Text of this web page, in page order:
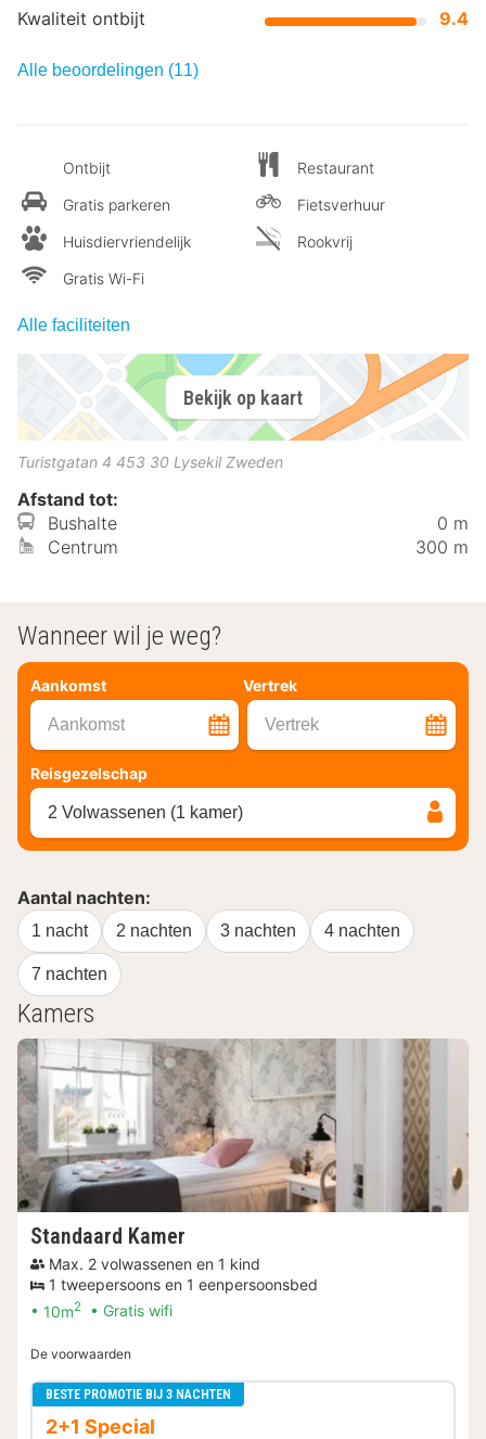
Kwaliteit ontbijt
9.4
Alle beoordelingen (11)
Ontbijt
Gratis parkeren
Huisdiervriendelijk
Gratis Wi-Fi
Restaurant
Fietsverhuur
Rookvrij
Alle faciliteiten
Bekijk op kaart
Turistgatan 4 453 30 Lysekil Zweden
Afstand tot:
Bushalte
0 m
Centrum
300 m
Wanneer wil je weg?
Aankomst Vertrek
Aankomst Vertrek
Reisgezelschap
2 Volwassenen (1 kamer)
Aantal nachten:
1 nacht 2 nachten 3 nachten 4 nachten
7 nachten
Kamers
Standaard Kamer
Max. 2 volwassenen en 1 kind
1 tweepersoons en 1 eenpersoonsbed
10m2 Gratis wifi
De voorwaarden
BESTE PROMOTIE BIJ 3 NACHTEN
2+1 Special